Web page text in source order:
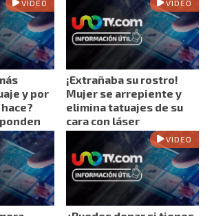
VIDEO
y por
VIDEO
¡Extrañaba su rostro!
Mujer se arrepiente y
elimina tatuajes de su
cara con láser
VIDEO